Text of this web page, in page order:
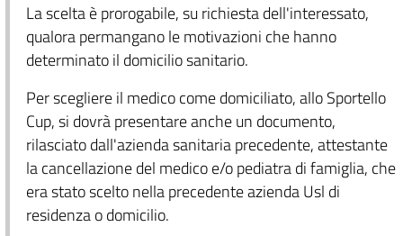
La scelta è prorogabile, su richiesta dell'interessato,
qualora permangano le motivazioni che hanno
determinato il domicilio sanitario.
Per scegliere il medico come domiciliato, allo Sportello
Cup, si dovrà presentare anche un documento,
rilasciato dall'azienda sanitaria precedente, attestante
la cancellazione del medico e/o pediatra di famiglia, che
era stato scelto nella precedente azienda Usl di
residenza o domicilio.